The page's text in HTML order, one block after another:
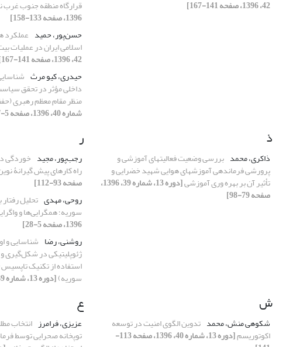
42، 1396، صفحه 141-167] قرارگاه منطقه جنوب غرب
1396، صفحه 133-158]
حسن‌پور، حمید عملکرد
اسلامی ایران در عملیات
42، 1396، صفحه 141-167]
حیدری، کیو مرث
داخلی مؤثر در تحقق
منظر مقام معظم رهبری
شماره 40، 1396، صفحه 5-27]
ذ
ذاکری، محمد بررسی وضعیت فعالیتهای آموزشی و
پرورشی فرماندهی آموزشهای هوایی شهید خضرایی و
تأثیر آن بر بهره وری آموزشی [دوره 13، شماره 39، 1396،
صفحه 79-98]
ر
رجب‌پور، مجید خوردگی
راه کارهای پیش گیرانۀ
صفحه 93-112]
روحی، مهدی تحلیل
سوریه؛ همگرایی‌ها و
1396، صفحه 5-28]
روشنی، رضا شناسایی و
ژئوپلیتیکی در شکل‌گیری
استفاده از تکنیک
سوریه)[دوره 13، شماره 39، 1396، صفحه 29-57]
ش
شکوهی منش، محمد تدوین الگوی امنیت در توسعه
اکوتوریسم [دوره 13، شماره 40، 1396، صفحه 113-
ع
عزیزی، فرامرز انتخاب
توپخانه صحرایی توسط